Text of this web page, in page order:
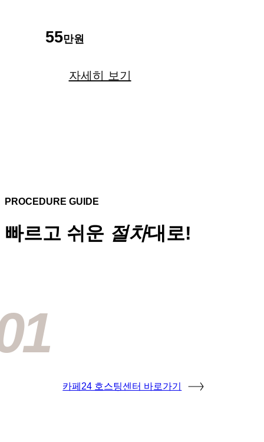
55만원
자세히 보기
PROCEDURE GUIDE
빠르고 쉬운 절차대로!
카페24 호스팅센터 바로가기